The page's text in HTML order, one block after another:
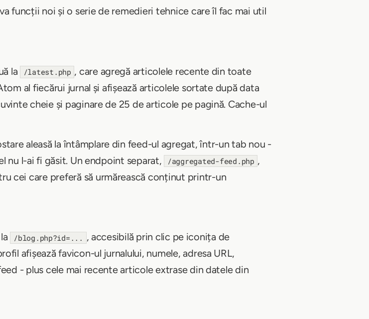
funcții noi și o serie de remedieri tehnice care îl fac mai util
la /latest.php , care agregă articolele recente din toate
al fiecărui jurnal și afișează articolele sortate după data
cheie și paginare de 25 de articole pe pagină. Cache-ul
aleasă la întâmplare din feed-ul agregat, într-un tab nou -
nu l-ai fi găsit. Un endpoint separat,
/aggregated-feed.php ,
cei care preferă să urmărească conținut printr-un
/blog.php?id=... , accesibilă prin clic pe iconița de
afișează favicon-ul jurnalului, numele, adresa URL,
- plus cele mai recente articole extrase din datele din